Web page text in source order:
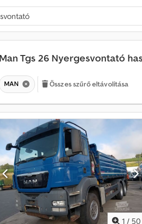
Man Tgs 26 Nyergesvontató
MAN Összes szűrő eltávolítása
1 / 50